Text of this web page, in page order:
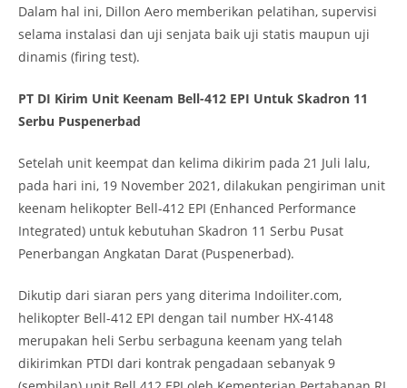
Dalam hal ini, Dillon Aero memberikan pelatihan, supervisi
selama instalasi dan uji senjata baik uji statis maupun uji
dinamis (firing test).
PT DI Kirim Unit Keenam Bell-412 EPI Untuk Skadron 11
Serbu Puspenerbad
Setelah unit keempat dan kelima dikirim pada 21 Juli lalu,
pada hari ini, 19 November 2021, dilakukan pengiriman unit
keenam helikopter Bell-412 EPI (Enhanced Performance
Integrated) untuk kebutuhan Skadron 11 Serbu Pusat
Penerbangan Angkatan Darat (Puspenerbad).
Dikutip dari siaran pers yang diterima Indoiliter.com,
helikopter Bell-412 EPI dengan tail number HX-4148
merupakan heli Serbu serbaguna keenam yang telah
dikirimkan PTDI dari kontrak pengadaan sebanyak 9